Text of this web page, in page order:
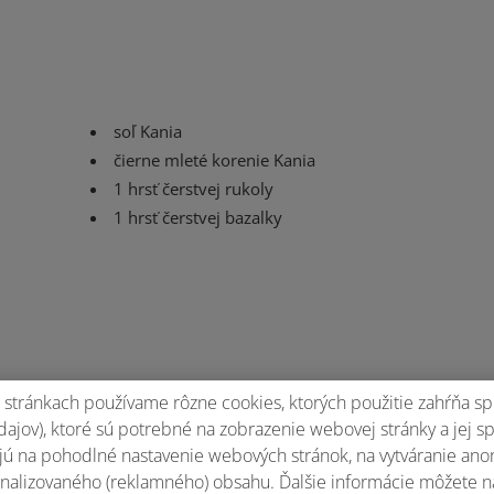
soľ Kania
čierne mleté korenie Kania
1 hrsť čerstvej rukoly
1 hrsť čerstvej bazalky
používame rôzne cookies, ktorých použitie zahŕňa
ktoré sú potrebné na zobrazenie webovej stránky a jej
na pohodlné nastavenie webových stránok, na vytváranie
(reklamného) obsahu. Ďalšie informácie môžete